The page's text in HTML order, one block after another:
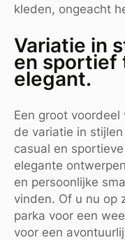
kleden, ongeacht
Variatie in
en sportief
elegant.
Een groot
de variatie in
casual en
elegante
en persoonlijke
vinden. Of u nu op
parka voor een
voor een